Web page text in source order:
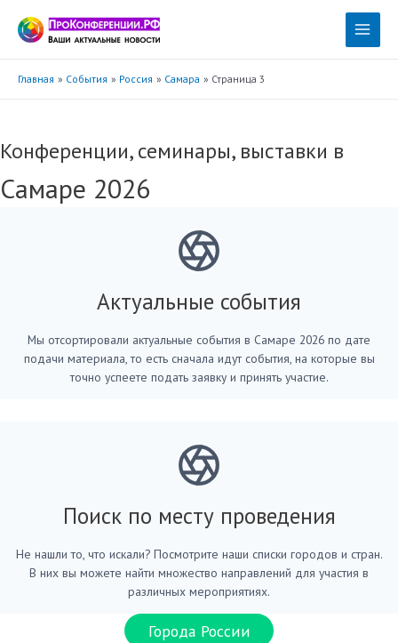
содержимому
Main
Главная События Россия Самара Страница 3
Конференции, семинары, выставки в
Самаре 2026
Актуальные события
Мы отсортировали актуальные события в Самаре 2026 по дате
подачи материала, то есть сначала идут события, на которые вы
точно успеете подать заявку и принять участие.
Поиск по месту проведения
Не нашли то, что искали? Посмотрите наши списки городов и стран.
В них вы можете найти множество направлений для участия в
различных мероприятиях.
Города России